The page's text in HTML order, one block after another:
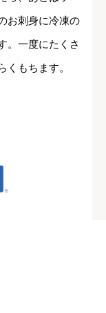
お刺身に冷凍の
。一度にたくさ
くもちます。